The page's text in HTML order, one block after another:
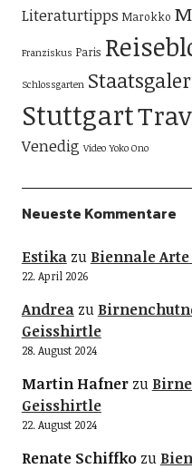
Literaturtipps Marokko
Franziskus Paris
Schlossgarten
Stuttgart
Venedig Video Yoko Ono
Neueste Kommentare
Estikazu Biennale
22. April 2026
Andreazu
Geisshirtle
28. August 2024
Martin Hafnerzu
Geisshirtle
22. August 2024
Renate Schiffkozu